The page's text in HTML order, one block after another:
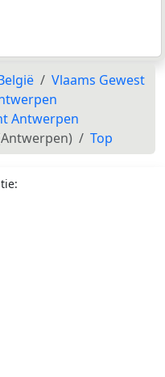
Vlaams Gewest
Antwerpen
Top